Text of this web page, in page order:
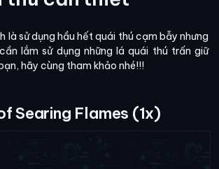
là sử dụng hầu hết quái thú cạm bẫy nhưng
lắm sử dụng những lá quái thú trấn giữ
hãy cùng tham khảo nhé!!!
Searing Flames (1x)